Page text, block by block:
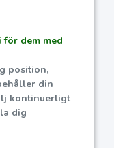
dem med
position,
din
kontinuerligt
dig